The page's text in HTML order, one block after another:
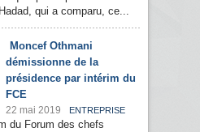
qui a comparu, ce...
Moncef Othmani
démissionne de la
présidence par intérim du
FCE
22 mai 2019 ENTREPRISE
du Forum des chefs